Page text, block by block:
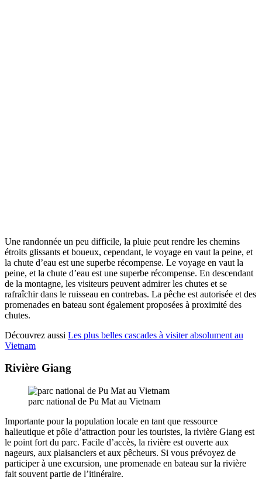
Une randonnée un peu difficile, la pluie peut rendre les chemins
étroits glissants et boueux, cependant, le voyage en vaut la peine, et
la chute d’eau est une superbe récompense. Le voyage en vaut la
peine, et la chute d’eau est une superbe récompense. En descendant
de la montagne, les visiteurs peuvent admirer les chutes et se
rafraîchir dans le ruisseau en contrebas. La pêche est autorisée et des
promenades en bateau sont également proposées à proximité des
chutes.
Découvrez aussi Les plus belles cascades à visiter absolument au
Vietnam
Rivière Giang
parc national de Pu Mat au Vietnam
Importante pour la population locale en tant que ressource
halieutique et pôle d’attraction pour les touristes, la rivière Giang est
le point fort du parc. Facile d’accès, la rivière est ouverte aux
nageurs, aux plaisanciers et aux pêcheurs. Si vous prévoyez de
participer à une excursion, une promenade en bateau sur la rivière
fait souvent partie de l’itinéraire.